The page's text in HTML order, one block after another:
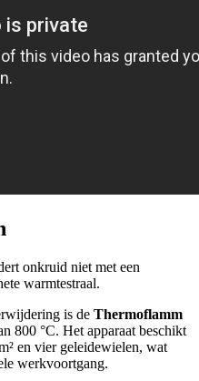
onkruid niet met een
warmtestraal.
is de Thermoflamm
800 °C. Het apparaat beschikt
en vier geleidewielen, wat
werkvoortgang.